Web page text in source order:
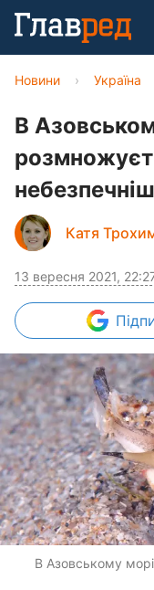
Новини › Україна
В
Катя
13 вересня 2021,
В Азовському